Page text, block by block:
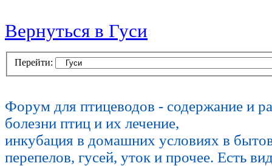
Вернуться в Гуси
Перейти:
Форум для птицеводов - содержание и
болезни птиц и их лечение,
инкубация в домашних условиях в
перепелов, гусей, уток и прочее. Есть